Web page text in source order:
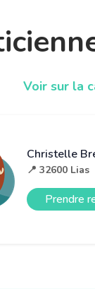
Voir sur la
Christelle
📍 32600 Lias
Prendre